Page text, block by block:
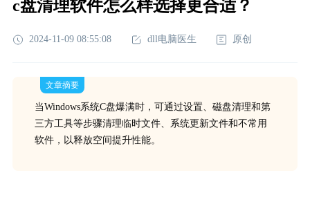
c盘清理软件怎么样选择更合适？
2024-11-09 08:55:08 dll电脑医生 原创
文章摘要
当Windows系统C盘爆满时，可通过设置、磁盘清理和第
三方工具等步骤清理临时文件、系统更新文件和不常用
软件，以释放空间提升性能。